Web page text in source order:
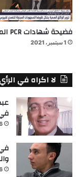
فضيحة شهادات PCR المزورة
1 سبتمبر، 2021
لا اكراه في
16
16